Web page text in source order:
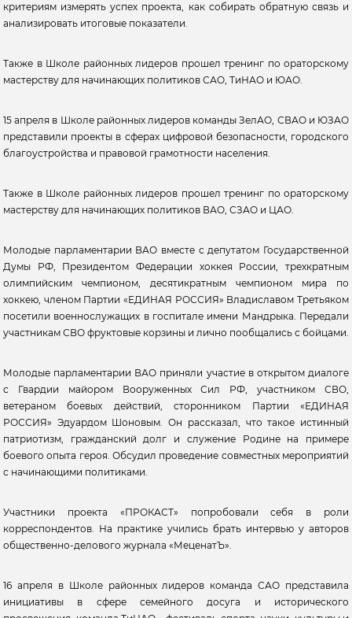
критериям измерять успех проекта, как собирать обратную связь и
анализировать итоговые показатели.
Также в Школе районных лидеров прошел тренинг по ораторскому
мастерству для начинающих политиков САО, ТиНАО и ЮАО.
15 апреля в Школе районных лидеров команды ЗелАО, СВАО и ЮЗАО
представили проекты в сферах цифровой безопасности, городского
благоустройства и правовой грамотности населения.
Также в Школе районных лидеров прошел тренинг по ораторскому
мастерству для начинающих политиков ВАО, СЗАО и ЦАО.
Молодые парламентарии ВАО вместе с депутатом Государственной
Думы РФ, Президентом Федерации хоккея России, трехкратным
олимпийским чемпионом, десятикратным чемпионом мира по
хоккею, членом Партии «ЕДИНАЯ РОССИЯ» Владиславом Третьяком
посетили военнослужащих в госпитале имени Мандрыка. Передали
участникам СВО фруктовые корзины и лично пообщались с бойцами.
Молодые парламентарии ВАО приняли участие в открытом диалоге
с Гвардии майором Вооруженных Сил РФ, участником СВО,
ветераном боевых действий, сторонником Партии «ЕДИНАЯ
РОССИЯ» Эдуардом Шоновым. Он рассказал, что такое истинный
патриотизм, гражданский долг и служение Родине на примере
боевого опыта героя. Обсудил проведение совместных мероприятий
с начинающими политиками.
Участники проекта «ПРОКАСТ» попробовали себя в роли
корреспондентов. На практике учились брать интервью у авторов
общественно-делового журнала «МеценатЪ».
16 апреля в Школе районных лидеров команда САО представила
инициативы в сфере семейного досуга и исторического